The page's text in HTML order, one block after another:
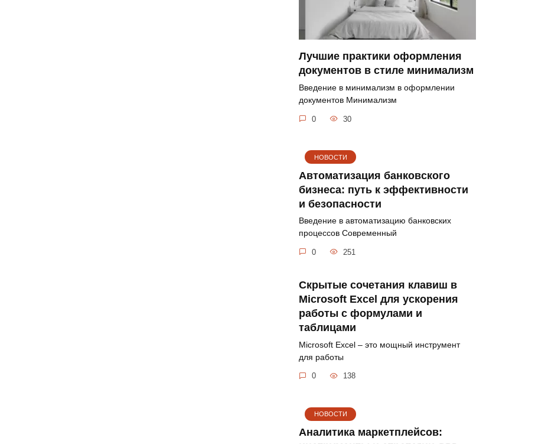
Лучшие практики оформления
документов в стиле минимализм
Введение в минимализм в оформлении
документов Минимализм
0 30
НОВОСТИ
Автоматизация банковского
бизнеса: путь к эффективности
и безопасности
Введение в автоматизацию банковских
процессов Современный
0 251
Скрытые сочетания клавиш в
Microsoft Excel для ускорения
работы с формулами и
таблицами
Microsoft Excel – это мощный инструмент
для работы
0 138
НОВОСТИ
Аналитика маркетплейсов: